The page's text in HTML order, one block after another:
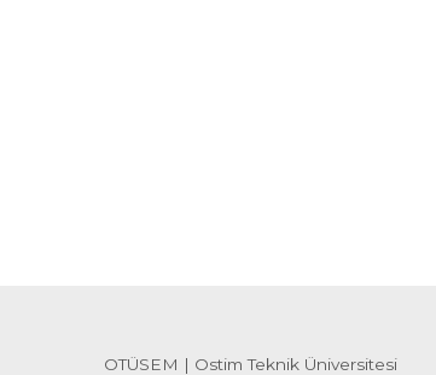
OTÜSEM | Ostim Teknik Üniversitesi